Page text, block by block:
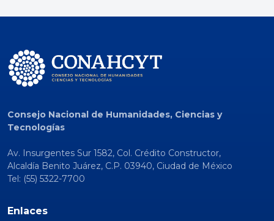
Consejo Nacional de Humanidades, Ciencias y
Tecnologías
Av. Insurgentes Sur 1582, Col. Crédito Constructor,
Alcaldía Benito Juárez, C.P. 03940, Ciudad de México
Tel: (55) 5322-7700
Enlaces